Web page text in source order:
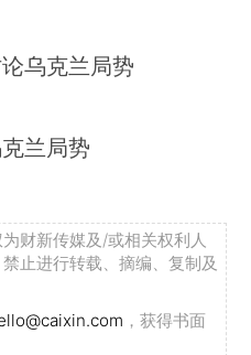
乌克兰局势
兰局势
财新传媒及/或相关权利人
止进行转载、摘编、复制及
，获得书面